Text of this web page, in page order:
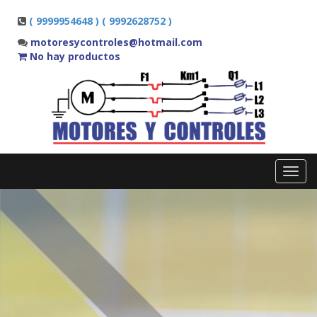
( 9999954648 ) ( 9992628752 )
motoresycontroles@hotmail.com
No hay productos